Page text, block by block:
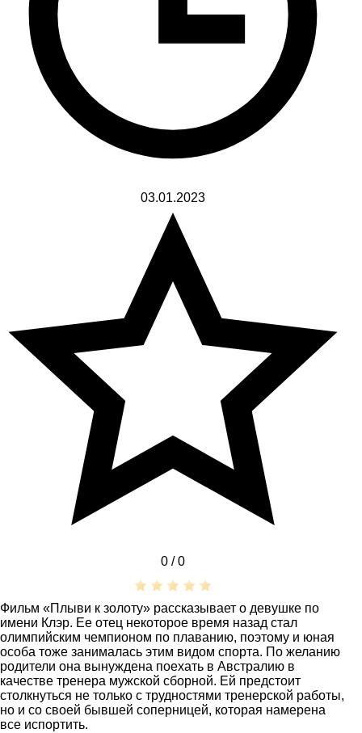
03.01.2023
0 /0
Фильм «Плыви к золоту» рассказывает о девушке по
имени Клэр. Ее отец некоторое время назад стал
олимпийским чемпионом по плаванию, поэтому и юная
особа тоже занималась этим видом спорта. По желанию
родители она вынуждена поехать в Австралию в
качестве тренера мужской сборной. Ей предстоит
столкнуться не только с трудностями тренерской работы,
но и со своей бывшей соперницей, которая намерена
все испортить.